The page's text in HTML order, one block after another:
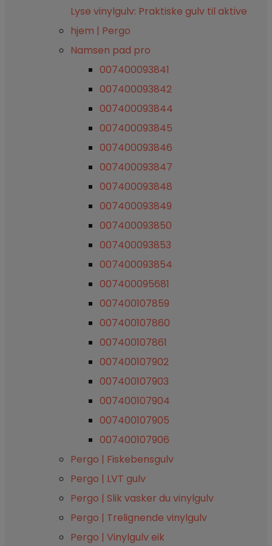
Lyse vinylgulv: Praktiske gulv til aktive
hjem | Pergo
Namsen pad pro
007400093841
007400093842
007400093844
007400093845
007400093846
007400093847
007400093848
007400093849
007400093850
007400093853
007400093854
007400095681
007400107859
007400107860
007400107861
007400107902
007400107903
007400107904
007400107905
007400107906
Pergo | Fiskebensgulv
Pergo | LVT gulv
Pergo | Slik vasker du vinylgulv
Pergo | Trelignende vinylgulv
Pergo | Vinylgulv eik